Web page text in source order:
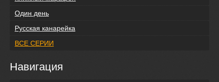
Один день
Русская канарейка
ВСЕ СЕРИИ
Навигация